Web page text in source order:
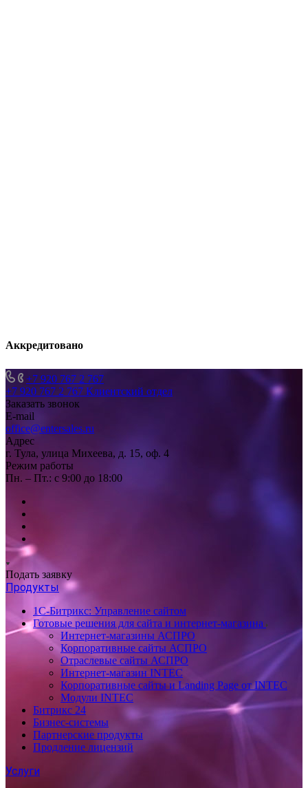
Аккредитовано
+7 920 767 2 767
+7 920 767 2 767 Клиентский отдел
Заказать звонок
E-mail
office@entersales.ru
Адрес
г. Тула, улица Михеева, д. 15, оф. 4
Режим работы
Пн. – Пт.: с 9:00 до 18:00
Подать заявку
Продукты
1С-Битрикс: Управление сайтом
Готовые решения для сайта и интернет-магазина
Интернет-магазины АСПРО
Корпоративные сайты АСПРО
Отраслевые сайты АСПРО
Интернет-магазин INTEC
Корпоративные сайты и Landing Page от INTEC
Модули INTEC
Битрикс 24
Бизнес-системы
Партнерские продукты
Продление лицензий
Услуги